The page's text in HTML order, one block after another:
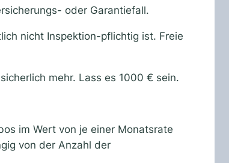
oder Garantiefall.
nicht Inspektion-pflichtig ist. Freie
mehr. Lass es 1000 € sein.
im Wert von je einer Monatsrate
von der Anzahl der